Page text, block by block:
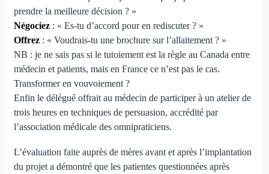
prendre la meilleure décision ? »
Négociez: « Es-tu d’accord pour en rediscuter ? »
Offrez: « Voudrais-tu une brochure sur l’allaitement ? »
NB : je ne sais pas si le tutoiement est la règle au Canada entre
médecin et patients, mais en France ce n’est pas le cas.
Transformer en vouvoiement ?
Enfin le délégué offrait au médecin de participer à un atelier de
trois heures en techniques de persuasion, accrédité par
l’association médicale des omnipraticiens.
L’évaluation faite auprès de mères avant et après l’implantation
du projet a démontré que les patientes questionnées après